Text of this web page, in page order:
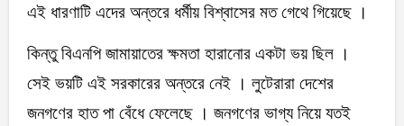
এই ধারণাটি এদের অন্তরে ধর্মীয় বিশ্বাসের মত গেথে গিয়েছে ।
কিন্তু বিএনপি জামায়াতের ক্ষমতা হারানোর একটা ভয় ছিল ।
সেই ভয়টি এই সরকারের অন্তরে নেই । লুটেরারা দেশের
জনগণের হাত পা বেঁধে ফেলেছে । জনগণের ভাগ্য নিয়ে যতই